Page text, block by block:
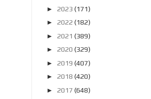
► 2023 (171)
► 2022 (182)
► 2021 (389)
► 2020 (329)
► 2019 (407)
► 2018 (420)
► 2017 (648)